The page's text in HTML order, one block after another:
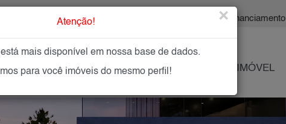
| Financiamento
NOVOS IMOBILIÁRIAS OFEREÇA SEU IMÓVEL
Atenção! ×
está mais disponível em nossa base de dados.
para você imóveis do mesmo perfil!